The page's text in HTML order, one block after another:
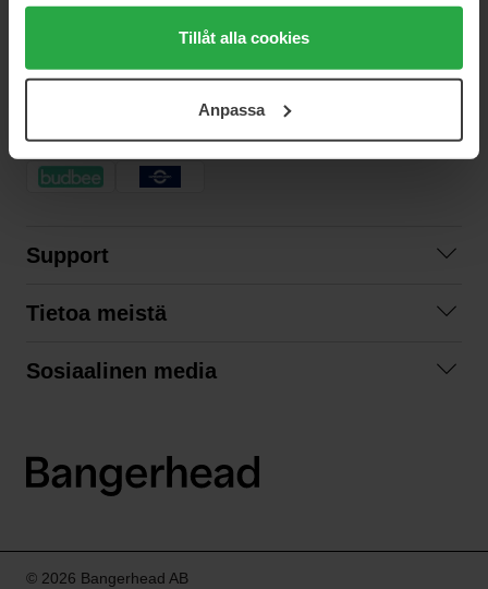
Genom att trycka på "Tillåt alla cookies" accepterar du
alla cookies, medan du under "Detaljer" kan anpassa
användningen av cookies. Du kan när som helst återkalla
samt vår Integritetspolicy.
Tillåt alla cookies
Anpassa
NOPEA TOIMITUS
Support
Tilausehdot
Tietoa meistä
Sosiaalinen media
LinkedIn
© 2026 Bangerhead AB